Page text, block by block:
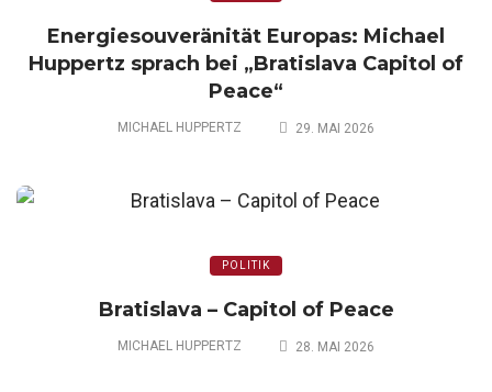
Energiesouveränität Europas: Michael
Huppertz sprach bei „Bratislava Capitol of
Peace“
MICHAEL HUPPERTZ 29. MAI 2026
POLITIK
Bratislava – Capitol of Peace
MICHAEL HUPPERTZ 28. MAI 2026